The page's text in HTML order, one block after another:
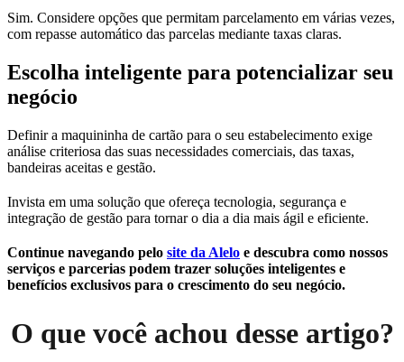
Sim. Considere opções que permitam parcelamento em várias vezes,
com repasse automático das parcelas mediante taxas claras.
Escolha inteligente para potencializar seu
negócio
Definir a maquininha de cartão para o seu estabelecimento exige
análise criteriosa das suas necessidades comerciais, das taxas,
bandeiras aceitas e gestão.
Invista em uma solução que ofereça tecnologia, segurança e
integração de gestão para tornar o dia a dia mais ágil e eficiente.
Continue navegando pelo site da Alelo e descubra como nossos
serviços e parcerias podem trazer soluções inteligentes e
benefícios exclusivos para o crescimento do seu negócio.
O que você achou desse artigo?